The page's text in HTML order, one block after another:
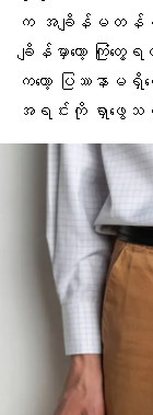
က အချိန်မတန်
ချိန်မှာတော့ ကြုံ
ကတော့ ပြဿနာမရှိ
အရင်းကို ရှာဖွေ